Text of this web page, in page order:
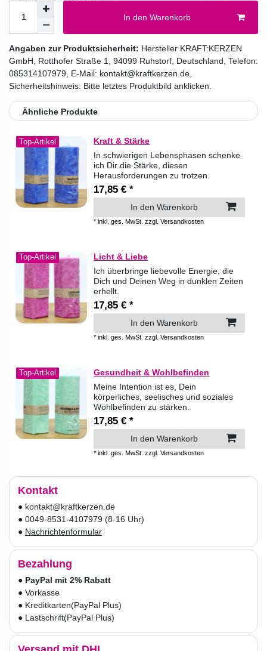
In den Warenkorb
Angaben zur Produktsicherheit: Hersteller KRAFT:KERZEN
GmbH
Rotthofer Straße 1 94099 Ruhstorf Deutschland , Telefon:
085314107979 , E-Mail: kontakt@kraftkerzen.de
Sicherheitshinweis: Bitte letztes Produktbild anklicken.
Ähnliche Produkte
Top-Artikel
Kraft & Stärke
In schwierigen Lebensphasen schenke
ich Dir die Stärke, diesen
Herausforderungen zu trotzen.
17,85 € *
In den Warenkorb
*inkl. ges. MwSt. zzgl.Versandkosten
Top-Artikel
Licht & Liebe
Ich überbringe liebevolle Energie, die
Dich und Deinen Weg in dunklen Zeiten
erhellt.
17,85 € *
In den Warenkorb
*inkl. ges. MwSt. zzgl.Versandkosten
Top-Artikel
Gesundheit & Wohlbefinden
Meine Intention ist es, Dein
körperliches, seelisches und soziales
Wohlbefinden zu stärken.
17,85 € *
In den Warenkorb
*inkl. ges. MwSt. zzgl.Versandkosten
Kontakt
● kontakt@kraftkerzen.de
● 0049-8531-4107979 (8-16 Uhr)
● Nachrichtenformular
Bezahlung
● PayPal mit 2% Rabatt
● Vorkasse
● Kreditkarten(PayPal Plus)
● Lastschrift(PayPal Plus)